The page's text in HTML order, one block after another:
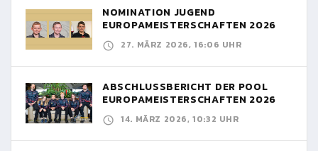
NOMINATION JUGEND
EUROPAMEISTERSCHAFTEN 2026
27. MÄRZ 2026, 16:06 UHR
ABSCHLUSSBERICHT DER POOL
EUROPAMEISTERSCHAFTEN 2026
14. MÄRZ 2026, 10:32 UHR